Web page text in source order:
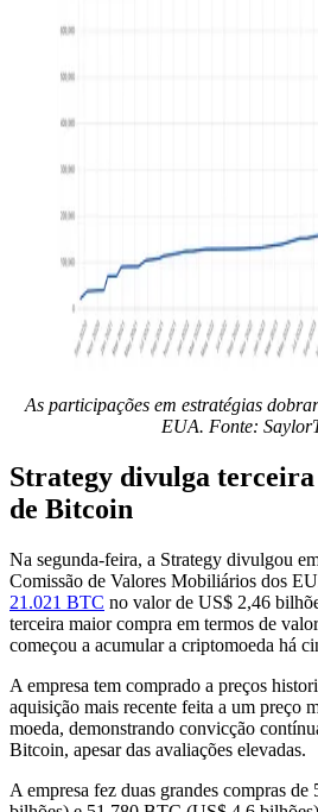
As participações em estratégias
EUA. Fonte:
Strategy divulga
de Bitcoin
Na segunda-feira, a Strategy divulgou
Comissão de Valores Mobiliários dos
21.021 BTC no valor de US$ 2,46
terceira maior compra em termos de
começou a acumular a criptomoeda há
A empresa tem comprado a preços
aquisição mais recente feita a um preço
moeda, demonstrando convicção
Bitcoin, apesar das avaliações elevadas.
A empresa fez duas grandes compras